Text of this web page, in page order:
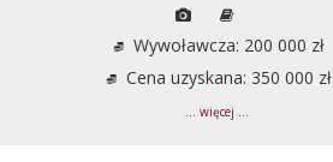
Wywoławcza: 200 000 zł
Cena uzyskana: 350 000 zł
... więcej ...